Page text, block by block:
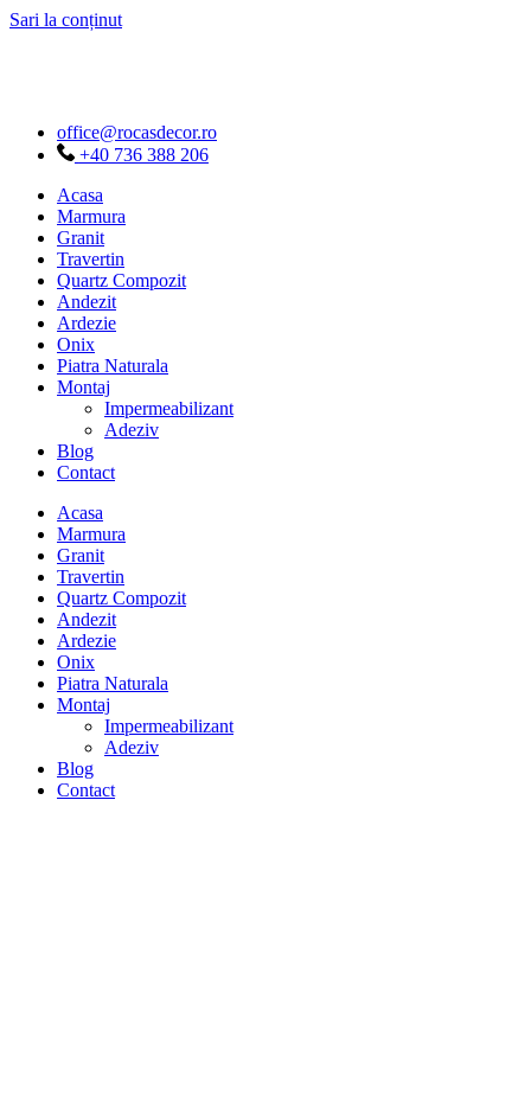
Sari la conținut
office@rocasdecor.ro
+40 736 388 206
Acasa
Marmura
Granit
Travertin
Quartz Compozit
Andezit
Ardezie
Onix
Piatra Naturala
Montaj
Impermeabilizant
Adeziv
Blog
Contact
Acasa
Marmura
Granit
Travertin
Quartz Compozit
Andezit
Ardezie
Onix
Piatra Naturala
Montaj
Impermeabilizant
Adeziv
Blog
Contact